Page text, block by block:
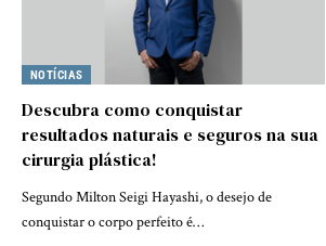
NOTÍCIAS
Descubra como conquistar
resultados naturais e seguros na sua
cirurgia plástica!
Segundo Milton Seigi Hayashi, o desejo de
conquistar o corpo perfeito é…